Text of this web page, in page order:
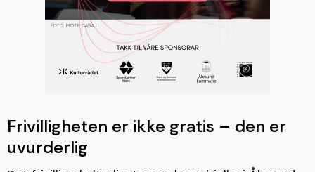
Frivilligheten er ikke gratis – den er
uvurderlig